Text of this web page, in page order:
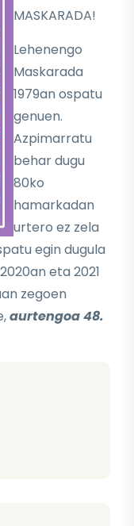
MASKARADA!
Lehenengo
Maskarada
1979an ospatu
genuen.
Azpimarratu
behar dugu
80ko
hamarkadan
urtero ez zela
egin dugula
eta 2021
zegoen
aurtengoa 48.